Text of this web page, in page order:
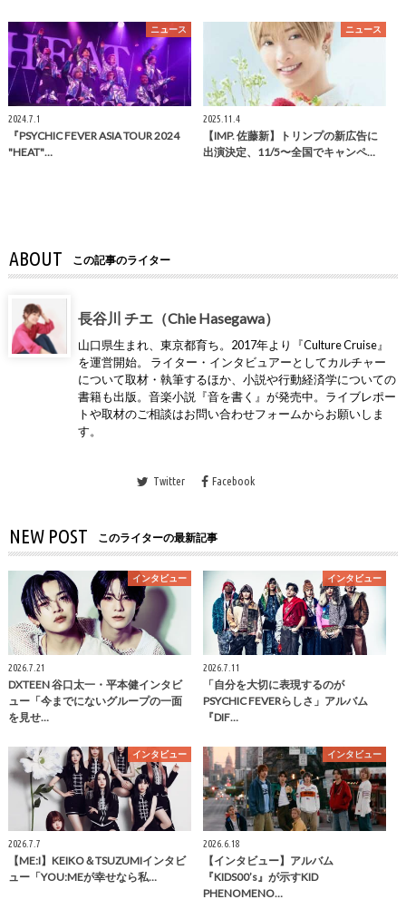
ニュース
2024.7.1
『PSYCHIC FEVER ASIA TOUR 2024
"HEAT"…
ニュース
2025.11.4
【IMP. 佐藤新】トリンプの新広告に
出演決定、11/5〜全国でキャンペ…
ABOUT この記事のライター
長谷川 チエ（Chie Hasegawa）
山口県生まれ、東京都育ち。2017年より『Culture Cruise』
を運営開始。 ライター・インタビュアーとしてカルチャー
について取材・執筆するほか、小説や行動経済学についての
書籍も出版。音楽小説『音を書く』が発売中。ライブレポー
トや取材のご相談はお問い合わせフォームからお願いしま
す。
Twitter Facebook
NEW POST このライターの最新記事
インタビュー
2026.7.21
DXTEEN 谷口太一・平本健インタビ
ュー「今までにないグループの一面
を見せ…
インタビュー
2026.7.11
「自分を大切に表現するのが
PSYCHIC FEVERらしさ」アルバム
『DIF…
インタビュー
2026.7.7
【ME:I】KEIKO＆TSUZUMIインタビ
ュー「YOU:MEが幸せなら私…
インタビュー
2026.6.18
【インタビュー】アルバム
『KIDS00’s』が示すKID
PHENOMENO…